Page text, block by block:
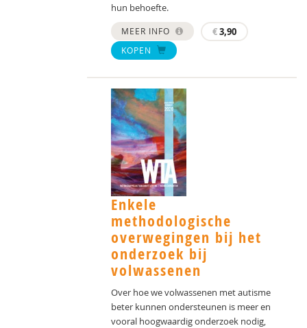
hun behoefte.
MEER INFO €3,90
KOPEN
Enkele
methodologische
overwegingen bij het
onderzoek bij
volwassenen
Over hoe we volwassenen met autisme
beter kunnen ondersteunen is meer en
vooral hoogwaardig onderzoek nodig,